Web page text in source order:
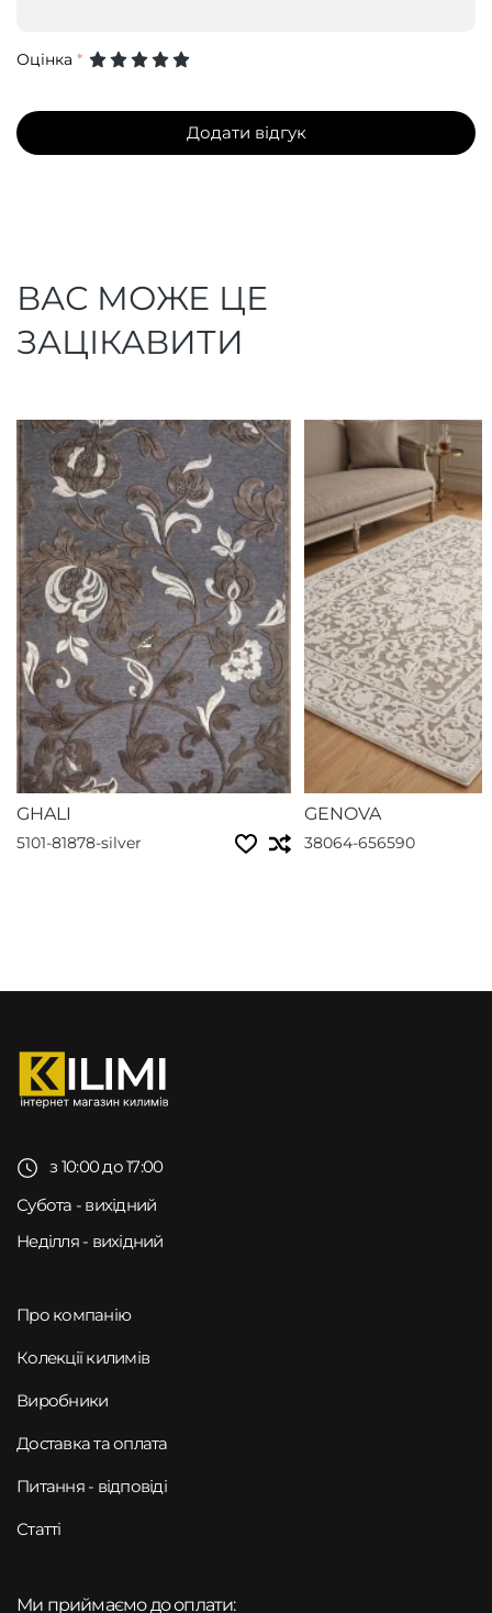
Оцінка *
Додати відгук
ВАС МОЖЕ ЦЕ
ЗАЦІКАВИТИ
GHALI
5101-81878-silver
GENOVA
38064-656590
з 10:00 до 17:00
Субота - вихідний
Неділля - вихідний
Про компанію
Колекції килимів
Виробники
Доставка та оплата
Питання - відповіді
Статті
Ми приймаємо до оплати: